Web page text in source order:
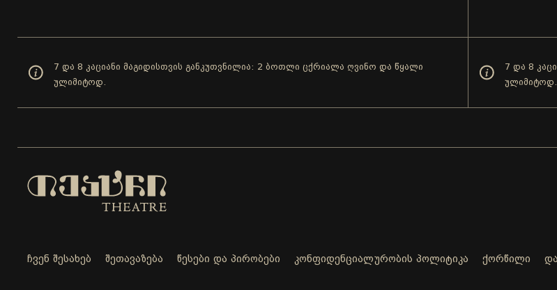
7 და 8 კაციანი მაგიდისთვის განკუთვნილია: 2 ბოთლი ცქრიალა ღვინო და წყალი
ულიმიტოდ.
7 და 8
ულიმიტოდ.
ჩვენ შესახებ შეთავაზება წესები და პირობები კონფიდენციალურობის პოლიტიკა ქორწილი